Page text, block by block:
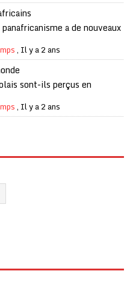
a de nouveaux
, Il y a 2 ans
sont-ils perçus en
, Il y a 2 ans